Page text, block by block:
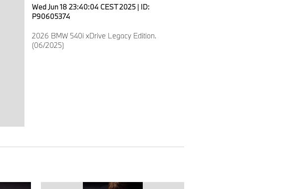
Wed Jun 18 23:40:04 CEST 2025 | ID:
P90605374
2026 BMW 540i xDrive Legacy Edition.
(06/2025)